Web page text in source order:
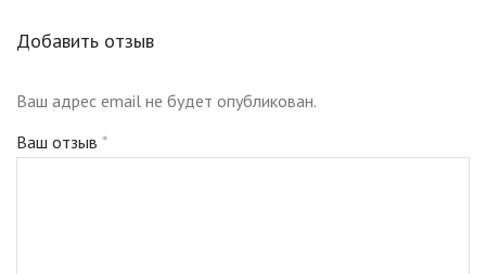
Добавить отзыв
Ваш адрес email не будет опубликован.
Ваш отзыв *